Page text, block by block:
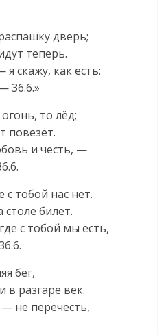
дверь;
теперь.
я скажу, как есть:
36.6.»
то лёд;
повезёт.
и честь, —
тобой нас нет.
билет.
с тобой мы есть,
бег,
в разгаре век.
не перечесть,